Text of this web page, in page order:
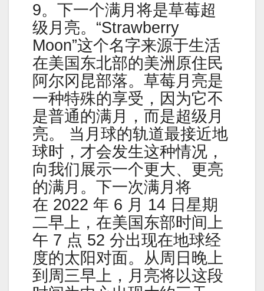
9。下一个满月将是草莓超
级月亮。“Strawberry
Moon”这个名字来源于生活
在美国东北部的美洲原住民
阿尔冈昆部落。草莓月亮是
一种特殊的享受，因为它不
是普通的满月，而是超级月
亮。 当月球的轨道最接近地
球时，才会发生这种情况，
向我们展示一个更大、更亮
的满月。下一次满月将
在 2022 年 6 月 14 日星期
二早上，在美国东部时间上
午 7 点 52 分出现在地球经
度的太阳对面。从周日晚上
到周三早上，月亮将以这段